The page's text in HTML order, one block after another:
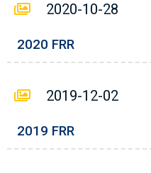
2020-10-28
2020 FRR
2019-12-02
2019 FRR